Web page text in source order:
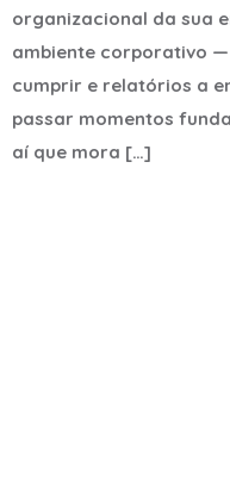
organizacional da sua
ambiente corporativo
cumprir e relatórios a
passar momentos
aí que mora […]